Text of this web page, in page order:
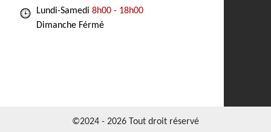
Lundi-Samedi 8h00 - 18h00
Dimanche Férmé
©2024 - 2026 Tout droit réservé